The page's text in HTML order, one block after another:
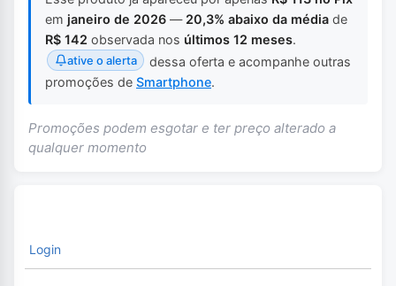
em janeiro de 2026 — 20,3% abaixo da média de
R$ 142 observada nos últimos 12 meses.
ative o alerta
dessa oferta e acompanhe outras
promoções de Smartphone.
Promoções podem esgotar e ter preço alterado a
qualquer momento
Login